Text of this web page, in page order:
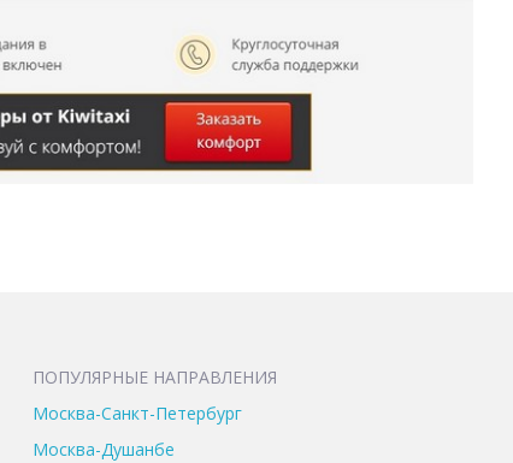
ПОПУЛЯРНЫЕ НАПРАВЛЕНИЯ
Москва-Санкт-Петербург
Москва-Душанбе